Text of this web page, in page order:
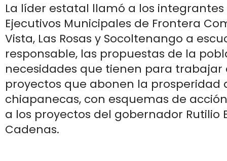
La líder estatal llamó a los
Ejecutivos Municipales de Frontera
Vista, Las Rosas y Socoltenango a
responsable, las propuestas de la
necesidades que tienen para trabajar
proyectos que abonen la prosperidad
chiapanecas, con esquemas de
a los proyectos del gobernador Rutilio
Cadenas.